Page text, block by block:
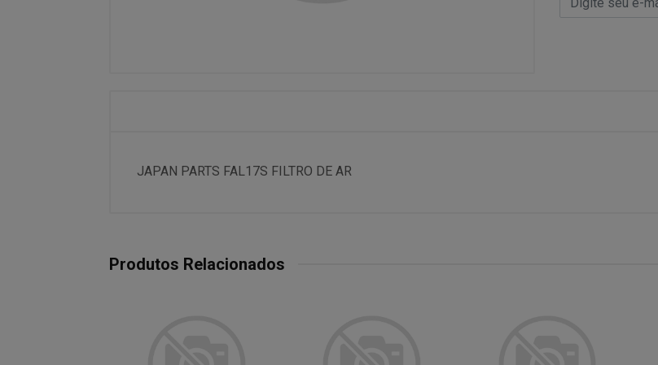
JAPAN PARTS FAL17S FILTRO DE AR
Produtos Relacionados